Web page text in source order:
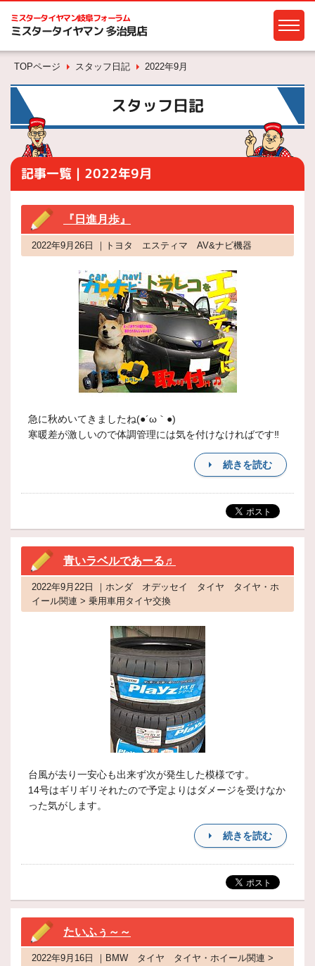
ミスタータイヤマン岐阜フォーラム
ミスタータイヤマン 多治見店
TOPページ スタッフ日記 2022年9月
スタッフ日記
記事一覧｜2022年9月
『日進月歩』
2022年9月26日 ｜トヨタ エスティマ AV&ナビ機器
急に秋めいてきましたね(●´ω｀●)
寒暖差が激しいので体調管理には気を付けなければです‼
続きを読む
青いラベルであーる♬
2022年9月22日 ｜ホンダ オデッセイ タイヤ タイヤ・ホ
イール関連 > 乗用車用タイヤ交換
台風が去り一安心も出来ず次が発生した模様です。
14号はギリギリそれたので予定よりはダメージを受けなか
った気がします。
続きを読む
たいふぅ～～
2022年9月16日 ｜BMW タイヤ タイヤ・ホイール関連 >